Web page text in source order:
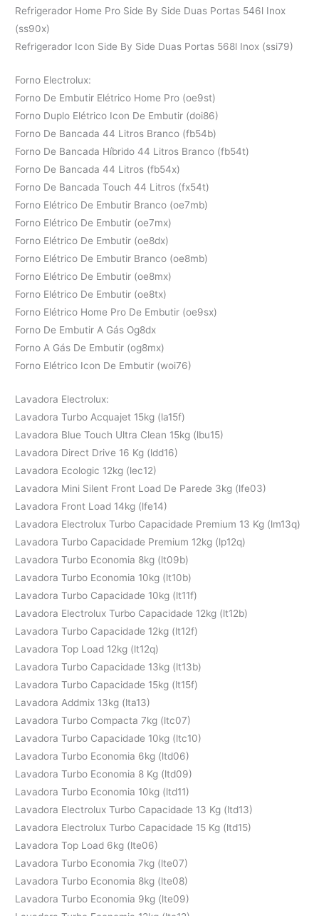
Refrigerador Home Pro Side By Side Duas Portas 546l Inox
(ss90x)
Refrigerador Icon Side By Side Duas Portas 568l Inox (ssi79)
Forno Electrolux:
Forno De Embutir Elétrico Home Pro (oe9st)
Forno Duplo Elétrico Icon De Embutir (doi86)
Forno De Bancada 44 Litros Branco (fb54b)
Forno De Bancada Híbrido 44 Litros Branco (fb54t)
Forno De Bancada 44 Litros (fb54x)
Forno De Bancada Touch 44 Litros (fx54t)
Forno Elétrico De Embutir Branco (oe7mb)
Forno Elétrico De Embutir (oe7mx)
Forno Elétrico De Embutir (oe8dx)
Forno Elétrico De Embutir Branco (oe8mb)
Forno Elétrico De Embutir (oe8mx)
Forno Elétrico De Embutir (oe8tx)
Forno Elétrico Home Pro De Embutir (oe9sx)
Forno De Embutir A Gás Og8dx
Forno A Gás De Embutir (og8mx)
Forno Elétrico Icon De Embutir (woi76)
Lavadora Electrolux:
Lavadora Turbo Acquajet 15kg (la15f)
Lavadora Blue Touch Ultra Clean 15kg (lbu15)
Lavadora Direct Drive 16 Kg (ldd16)
Lavadora Ecologic 12kg (lec12)
Lavadora Mini Silent Front Load De Parede 3kg (lfe03)
Lavadora Front Load 14kg (lfe14)
Lavadora Electrolux Turbo Capacidade Premium 13 Kg (lm13q)
Lavadora Turbo Capacidade Premium 12kg (lp12q)
Lavadora Turbo Economia 8kg (lt09b)
Lavadora Turbo Economia 10kg (lt10b)
Lavadora Turbo Capacidade 10kg (lt11f)
Lavadora Electrolux Turbo Capacidade 12kg (lt12b)
Lavadora Turbo Capacidade 12kg (lt12f)
Lavadora Top Load 12kg (lt12q)
Lavadora Turbo Capacidade 13kg (lt13b)
Lavadora Turbo Capacidade 15kg (lt15f)
Lavadora Addmix 13kg (lta13)
Lavadora Turbo Compacta 7kg (ltc07)
Lavadora Turbo Capacidade 10kg (ltc10)
Lavadora Turbo Economia 6kg (ltd06)
Lavadora Turbo Economia 8 Kg (ltd09)
Lavadora Turbo Economia 10kg (ltd11)
Lavadora Electrolux Turbo Capacidade 13 Kg (ltd13)
Lavadora Electrolux Turbo Capacidade 15 Kg (ltd15)
Lavadora Top Load 6kg (lte06)
Lavadora Turbo Economia 7kg (lte07)
Lavadora Turbo Economia 8kg (lte08)
Lavadora Turbo Economia 9kg (lte09)